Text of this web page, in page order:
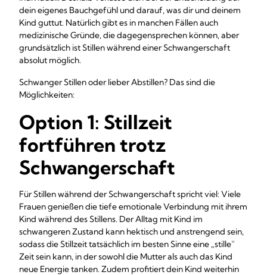
dein eigenes Bauchgefühl und darauf, was dir und deinem
Kind guttut. Natürlich gibt es in manchen Fällen auch
medizinische Gründe, die dagegensprechen können, aber
grundsätzlich ist Stillen während einer Schwangerschaft
absolut möglich.
Schwanger Stillen oder lieber Abstillen? Das sind die
Möglichkeiten:
Option 1: Stillzeit
fortführen trotz
Schwangerschaft
Für Stillen während der Schwangerschaft spricht viel: Viele
Frauen genießen die tiefe emotionale Verbindung mit ihrem
Kind während des Stillens. Der Alltag mit Kind im
schwangeren Zustand kann hektisch und anstrengend sein,
sodass die Stillzeit tatsächlich im besten Sinne eine „stille”
Zeit sein kann, in der sowohl die Mutter als auch das Kind
neue Energie tanken. Zudem profitiert dein Kind weiterhin